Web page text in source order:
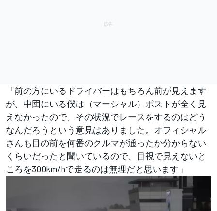
「前の方にいるドライバーはもちろん前が見えます
が、中団にいる僕は（マーシャル）ポストが全く見
えなかったので、その状況でレースをするのはどう
なんだろうという意見はありました。オフィシャル
さんも目の前を何番のクルマが通ったか分からない
くらいだったと聞いているので、目視で見えないと
ころを300km/hで走るのは無理だと思います」